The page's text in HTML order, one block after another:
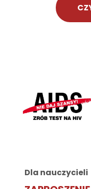
Dla nauczycieli